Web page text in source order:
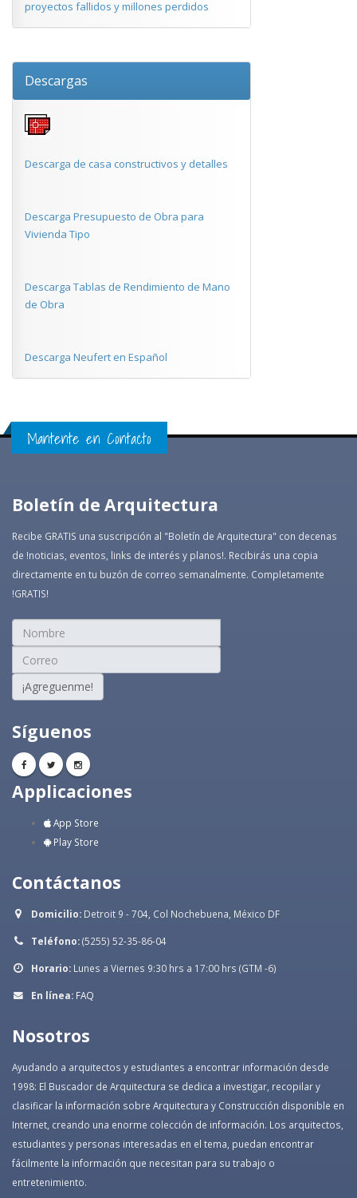
proyectos fallidos y millones perdidos
Descargas
Descarga de casa constructivos y detalles
Descarga Presupuesto de Obra para
Vivienda Tipo
Descarga Tablas de Rendimiento de Mano
de Obra
Descarga Neufert en Español
Mantente en Contacto
Boletín de Arquitectura
Recibe GRATIS una suscripción al "Boletín de Arquitectura" con decenas
de !noticias, eventos, links de interés y planos!. Recibirás una copia
directamente en tu buzón de correo semanalmente. Completamente
!GRATIS!
¡Agreguenme!
Síguenos
Applicaciones
App Store
Play Store
Contáctanos
Domicilio: Detroit 9 - 704, Col Nochebuena, México DF
Teléfono:(5255) 52-35-86-04
Horario: Lunes a Viernes 9:30 hrs a 17:00 hrs (GTM -6)
En línea: FAQ
Nosotros
Ayudando a arquitectos y estudiantes a encontrar información desde
1998: El Buscador de Arquitectura se dedica a investigar, recopilar y
clasificar la información sobre Arquitectura y Construcción disponible en
Internet, creando una enorme colección de información. Los arquitectos,
estudiantes y personas interesadas en el tema, puedan encontrar
fácilmente la información que necesitan para su trabajo o
entretenimiento.